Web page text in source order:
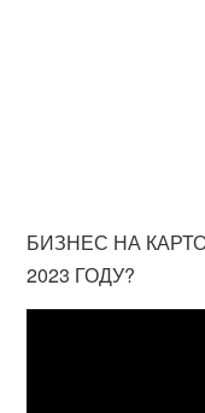
БИЗНЕС НА
2023 ГОДУ?